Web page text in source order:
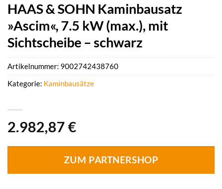
HAAS & SOHN Kaminbausatz
»Ascim«, 7.5 kW (max.), mit
Sichtscheibe – schwarz
2.982,87 €
ZUM PARTNERSHOP
Artikelnummer: 9002742438760
Kategorie: Kaminbausätze